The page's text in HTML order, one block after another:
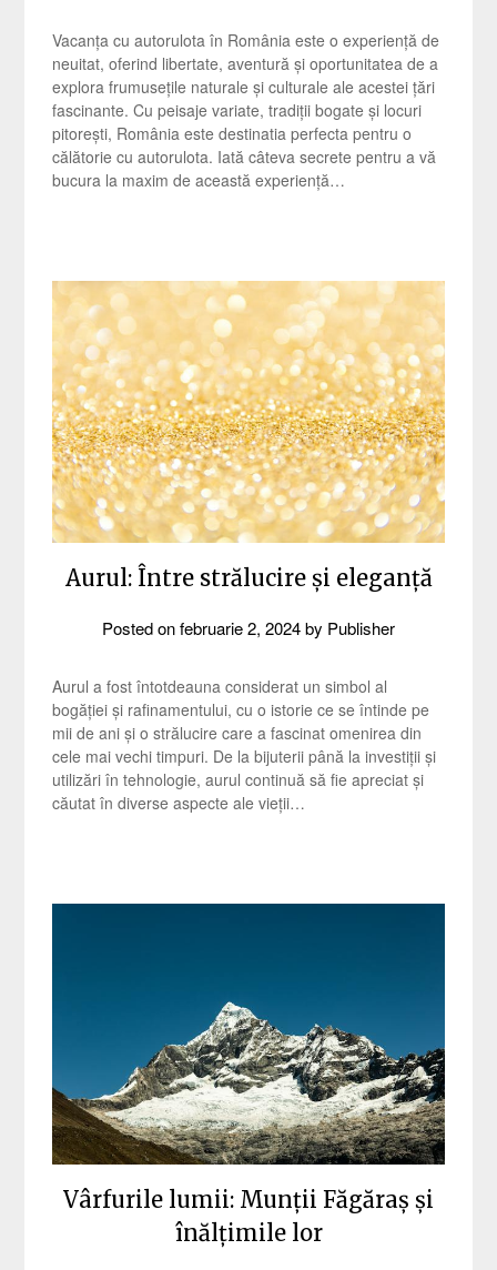
Vacanța cu autorulota în România este o experiență de
neuitat, oferind libertate, aventură și oportunitatea de a
explora frumusețile naturale și culturale ale acestei țări
fascinante. Cu peisaje variate, tradiții bogate și locuri
pitorești, România este destinatia perfecta pentru o
călătorie cu autorulota. Iată câteva secrete pentru a vă
bucura la maxim de această experiență…
Aurul: Între strălucire și eleganță
Posted onfebruarie 2, 2024by Publisher
Aurul a fost întotdeauna considerat un simbol al
bogăției și rafinamentului, cu o istorie ce se întinde pe
mii de ani și o strălucire care a fascinat omenirea din
cele mai vechi timpuri. De la bijuterii până la investiții și
utilizări în tehnologie, aurul continuă să fie apreciat și
căutat în diverse aspecte ale vieții…
Vârfurile lumii: Munții Făgăraș și
înălțimile lor